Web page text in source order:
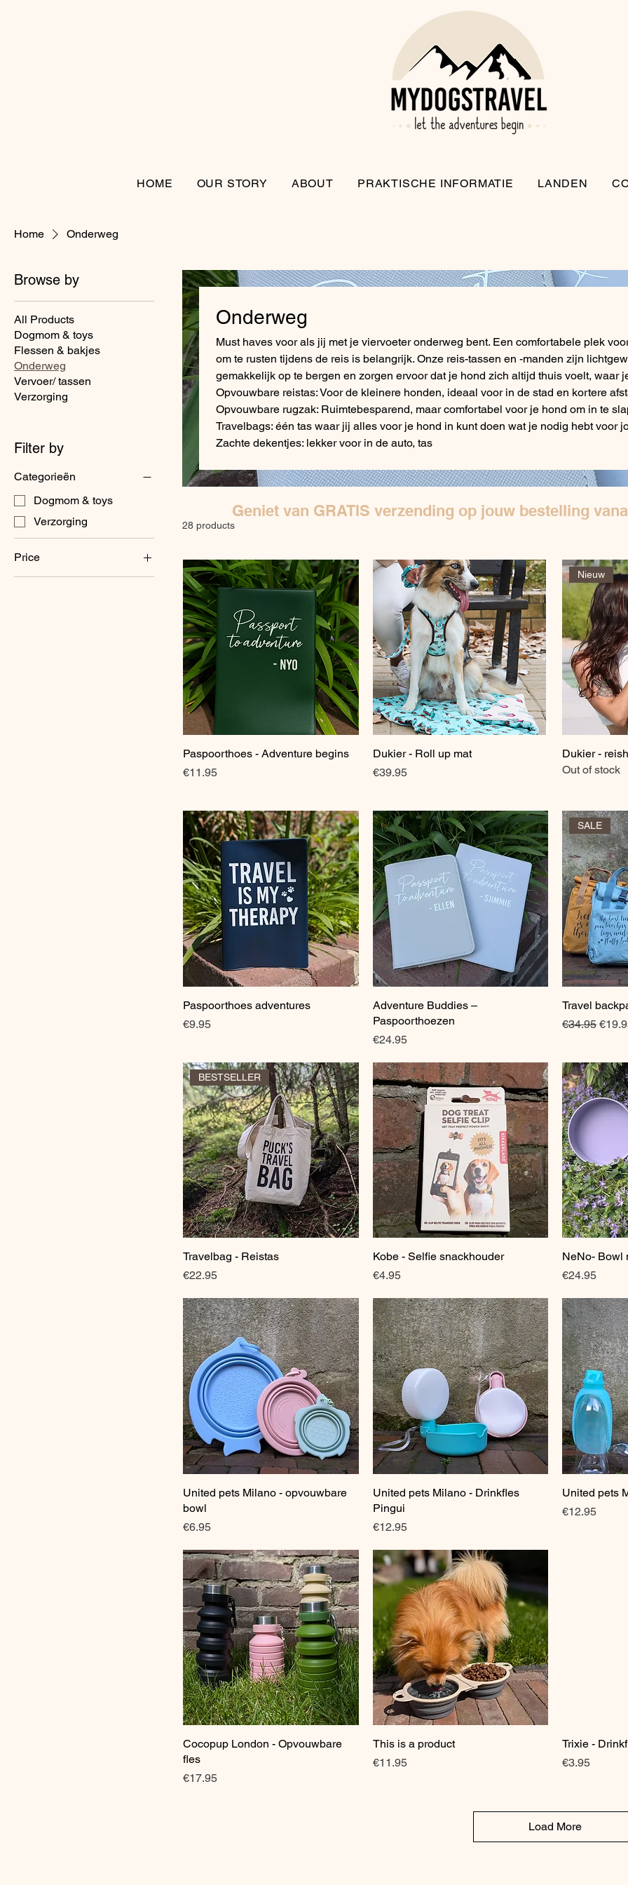
HOME OUR STORY ABOUT PRAKTISCHE INFORMATIE LANDEN
Home Onderweg
Browse by
All Products
Dogmom & toys
Flessen & bakjes
Onderweg
Vervoer/ tassen
Verzorging
Filter by
Categorieën
Dogmom & toys
Verzorging
Price
Onderweg
Must haves voor als jij met je viervoeter onderweg bent. Een comfortabele plek
om te rusten tijdens de reis is belangrijk. Onze reis-tassen en -manden zijn
gemakkelijk op te bergen en zorgen ervoor dat je hond zich altijd thuis voelt, waar
Opvouwbare reistas: Voor de kleinere honden, ideaal voor in de stad en kortere
Opvouwbare rugzak: Ruimtebesparend, maar comfortabel voor je hond om in te
Travelbags: één tas waar jij alles voor je hond in kunt doen wat je nodig hebt voor
Zachte dekentjes: lekker voor in de auto, tas
28 products
Quick View
Paspoorthoes - Adventure begins
Price
€11.95
Quick View
Dukier - Roll up mat
Price
€39.95
Nieuw
Dukier -
Out of stock
Quick View
Paspoorthoes adventures
Price
€9.95
Quick View
Adventure Buddies –
Paspoorthoezen
Price
€24.95
SALE
Travel
Regular
€34.95 Sale
Quick View
BESTSELLER
Travelbag - Reistas
Price
€22.95
Quick View
Kobe - Selfie snackhouder
Price
€4.95
NeNo- Bowl
Price
€24.95
Quick View
United pets Milano - opvouwbare
bowl
Price
€6.95
Quick View
United pets Milano - Drinkfles
Pingui
Price
€12.95
United pets
Price
€12.95
Quick View
Cocopup London - Opvouwbare
fles
Price
€17.95
Quick View
This is a product
Price
€11.95
Trixie -
Price
€3.95
Load More
Geniet van GRATIS verzending op jouw bestelling